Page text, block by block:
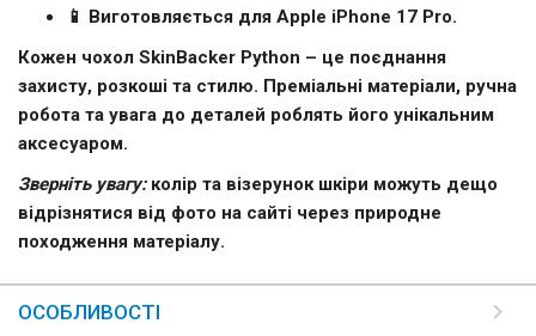
📱 Виготовляється для Apple iPhone 17 Pro.
Кожен чохол SkinBacker Python – це поєднання
захисту, розкоші та стилю. Преміальні матеріали, ручна
робота та увага до деталей роблять його унікальним
аксесуаром.
Зверніть увагу:колір та візерунок шкіри можуть дещо
відрізнятися від фото на сайті через природне
походження матеріалу.
ОСОБЛИВОСТІ